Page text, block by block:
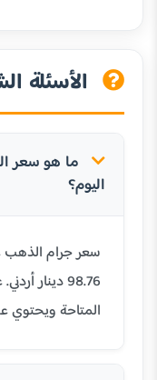
الأسئلة
اليوم؟
المتاحة ويحتوي على 99.9% من الذهب